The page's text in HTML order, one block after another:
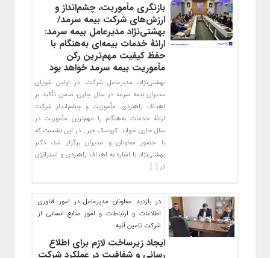
بازنگری مأموریت، چشم‌انداز و
ارزش‌های شرکت بیمه سرمد/
بهشتی‌نژاد مدیرعامل بیمه سرمد:
ارائۀ خدمات بیمه‌ای به‌هنگام با
حفظ کیفیت مهم‌ترین رکن
مأموریت بیمه سرمد خواهد بود
بهشتی‌نژاد، مدیرعامل شرکت، در اولین شورای
مدیران بیمه سرمد در سال جاری، ضمن تأکید بر
اهداف راهبردی، مأموریت و چشم‌انداز شرکت
ارائۀ خدمات به‌هنگام را مهم‌ترین مأموریت در
سال‌ جاری خواند. کیوسک خبر ـ در این نشست که
با حضور معاونان و مدیران برگزار شد، دکتر
بهشتی‌نژاد با اشاره به اهداف راهبردی و استراتژی
در […]
در بازدید معاونان مدیرعامل در امور فناوری
اطلاعات و ارتباطات و امور منابع انسانی از
شرکت تامین آتیه
ایجاد زیرساخت لازم برای اطلاع
رسانی و شفافیت در عملکرد شرکت